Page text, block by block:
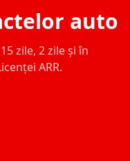
auto
zile, 2 zile și în
ARR.